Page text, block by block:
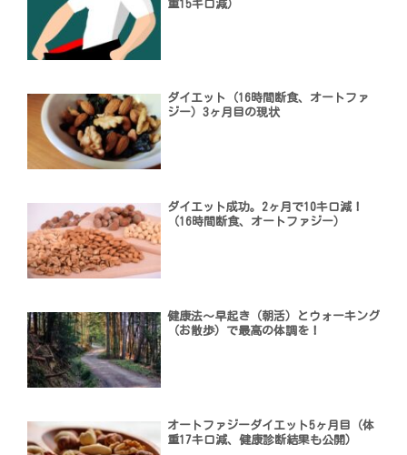
重15キロ減）
ダイエット（16時間断食、オートファ
ジー）3ヶ月目の現状
ダイエット成功。2ヶ月で10キロ減！
（16時間断食、オートファジー）
健康法〜早起き（朝活）とウォーキング
（お散歩）で最高の体調を！
オートファジーダイエット5ヶ月目（体
重17キロ減、健康診断結果も公開）